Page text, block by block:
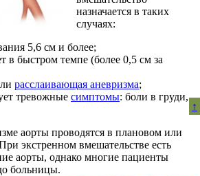
назначается в таких
случаях:
5,6 см и более;
в быстром темпе (более 0,5 см за
расслаивающая аневризма;
тревожные симптомы: боли в груди,
аорты проводятся в плановом или
экстренном вмешательстве есть
аорты, однако многие пациенты
больницы.
↑